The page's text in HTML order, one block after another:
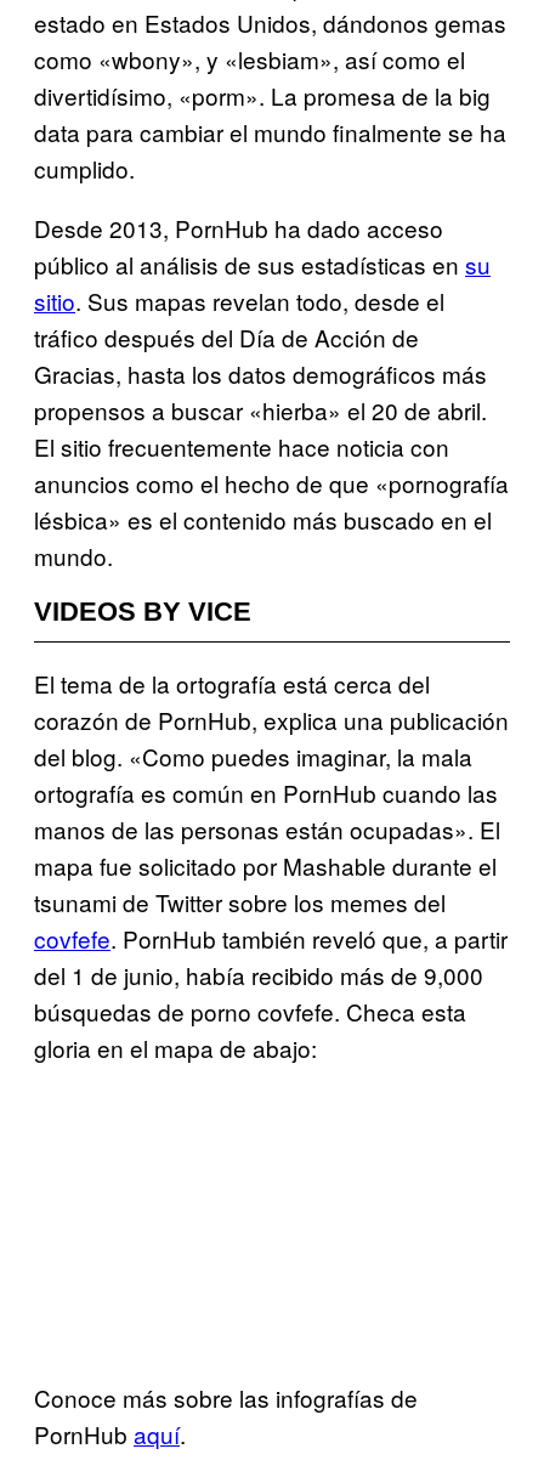
estado en Estados Unidos, dándonos gemas
como «wbony», y «lesbiam», así como el
divertidísimo, «porm». La promesa de la big
data para cambiar el mundo finalmente se ha
cumplido.
Desde 2013, PornHub ha dado acceso
público al análisis de sus estadísticas en su
sitio. Sus mapas revelan todo, desde el
tráfico después del Día de Acción de
Gracias, hasta los datos demográficos más
propensos a buscar «hierba» el 20 de abril.
El sitio frecuentemente hace noticia con
anuncios como el hecho de que «pornografía
lésbica» es el contenido más buscado en el
mundo.
VIDEOS BY VICE
El tema de la ortografía está cerca del
corazón de PornHub, explica una publicación
del blog. «Como puedes imaginar, la mala
ortografía es común en PornHub cuando las
manos de las personas están ocupadas». El
mapa fue solicitado por Mashable durante el
tsunami de Twitter sobre los memes del
covfefe. PornHub también reveló que, a partir
del 1 de junio, había recibido más de 9,000
búsquedas de porno covfefe. Checa esta
gloria en el mapa de abajo:
Conoce más sobre las infografías de
PornHub aquí.